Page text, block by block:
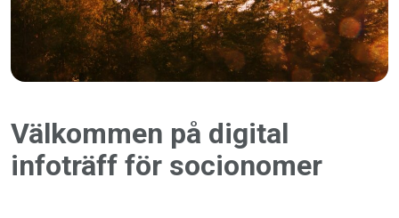
Välkommen på digital
infoträff för socionomer